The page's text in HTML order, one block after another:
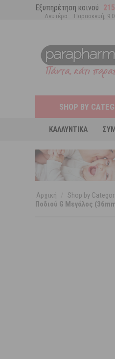
Εξυπηρέτηση κοινού
Δευτέρα – Παρασκευή,
SHOP BY
ΚΑΛΛΥΝΤΙΚΆ
Αρχική Shop by
Ποδιού G Μεγάλος